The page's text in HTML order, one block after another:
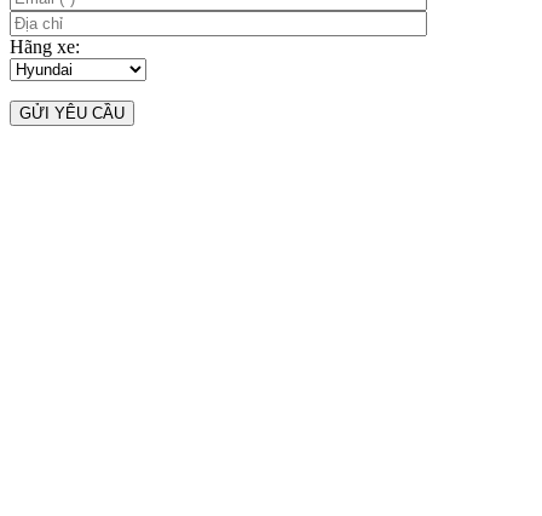
Hãng xe: